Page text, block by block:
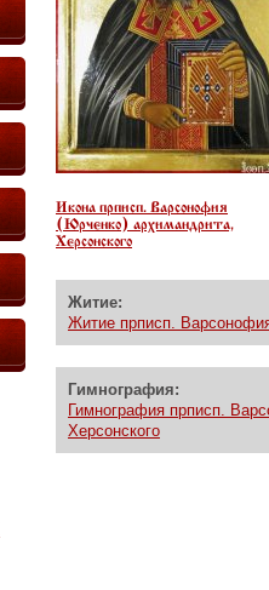
Икона прписп. Варсонофия
(Юрченко) архимандрита,
Херсонского
Житие:
Житие прписп.
Гимнография:
Гимнография прписп.
Херсонского